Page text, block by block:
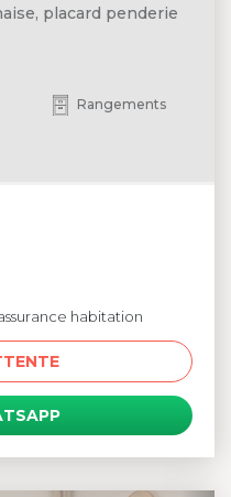
placard penderie
Rangements
habitation